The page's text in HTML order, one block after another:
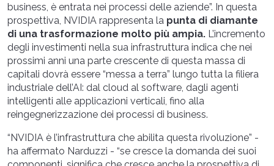
business, è entrata nei processi delle aziende”. In questa
prospettiva, NVIDIA rappresenta la punta di diamante
di una trasformazione molto più ampia. L’incremento
degli investimenti nella sua infrastruttura indica che nei
prossimi anni una parte crescente di questa massa di
capitali dovrà essere “messa a terra” lungo tutta la filiera
industriale dell’AI: dal cloud al software, dagli agenti
intelligenti alle applicazioni verticali, fino alla
reingegnerizzazione dei processi di business.
“NVIDIA è l’infrastruttura che abilita questa rivoluzione” -
ha affermato Narduzzi - “se cresce la domanda dei suoi